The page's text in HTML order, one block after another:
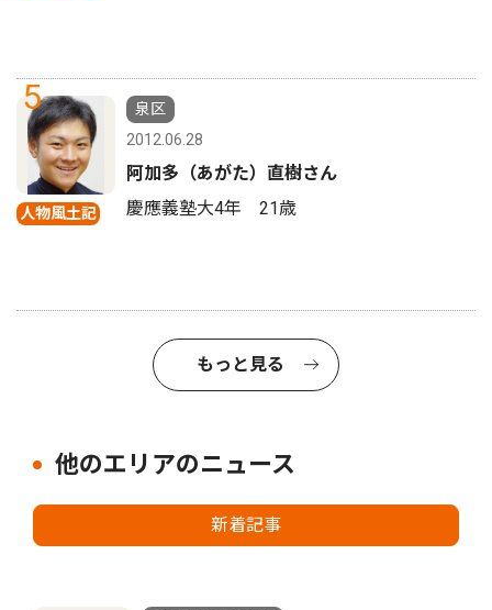
5
人物風土記
泉区
2012.06.28
阿加多（あがた）直樹さん
慶應義塾大4年 21歳
もっと見る
他のエリアのニュース
新着記事